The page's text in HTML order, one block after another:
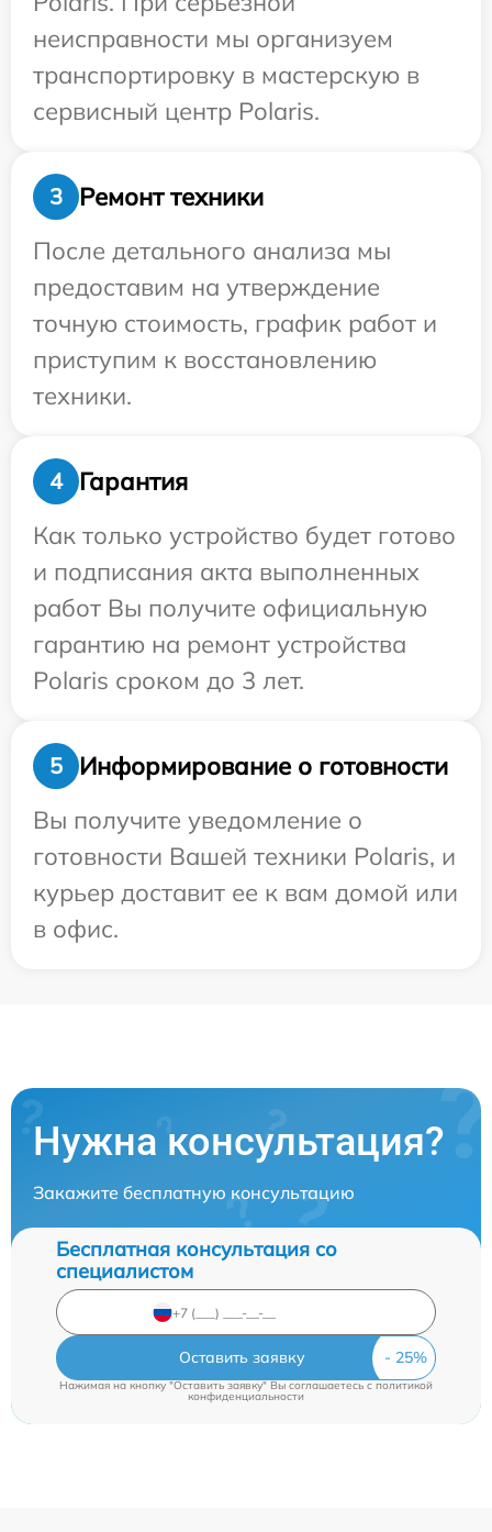
неисправности мы организуем
транспортировку в мастерскую в
сервисный центр Polaris.
3
Ремонт техники
После детального анализа мы
предоставим на утверждение
точную стоимость, график работ и
приступим к восстановлению
техники.
4
Гарантия
Как только устройство будет готово
и подписания акта выполненных
работ Вы получите официальную
гарантию на ремонт устройства
Polaris сроком до 3 лет.
5
Информирование о готовности
Вы получите уведомление о
готовности Вашей техники Polaris, и
курьер доставит ее к вам домой или
в офис.
Нужна консультация?
Закажите бесплатную консультацию
Бесплатная консультация со
специалистом
Оставить заявку
Нажимая на кнопку "Оставить заявку" Вы соглашаетесь cполитикой
конфиденциальности